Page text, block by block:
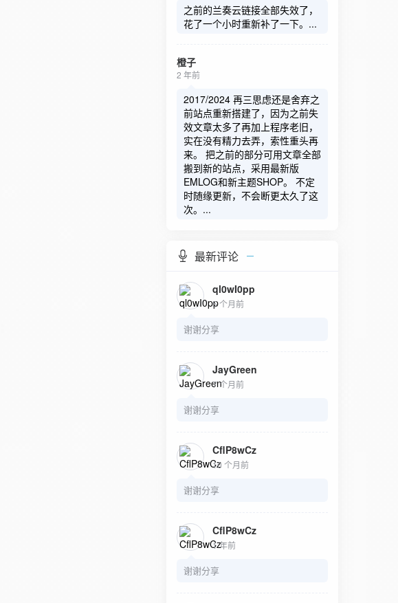
之前的兰奏云链接全部失效了，
花了一个小时重新补了一下。...
橙子
2 年前
2017/2024 再三思虑还是舍弃之
前站点重新搭建了，因为之前失
效文章太多了再加上程序老旧，
实在没有精力去弄，索性重头再
来。 把之前的部分可用文章全部
搬到新的站点，采用最新版
EMLOG和新主题SHOP。 不定
时随缘更新，不会断更太久了这
次。...
最新评论
ql0wI0pp
5 个月前
谢谢分享
JayGreen
7 个月前
谢谢分享
CflP8wCz
10 个月前
谢谢分享
CflP8wCz
1 年前
谢谢分享